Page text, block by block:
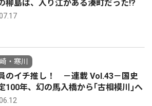
柳島は、入り江がある湊町だった!?
・寒川
のイチ推し！ －連載 Vol.43－国史
100年、幻の馬入橋から｢古相模川｣へ